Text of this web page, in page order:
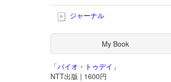
ジャーナル
My Book
「バイオ・トゥデイ」
NTT出版 | 1600円